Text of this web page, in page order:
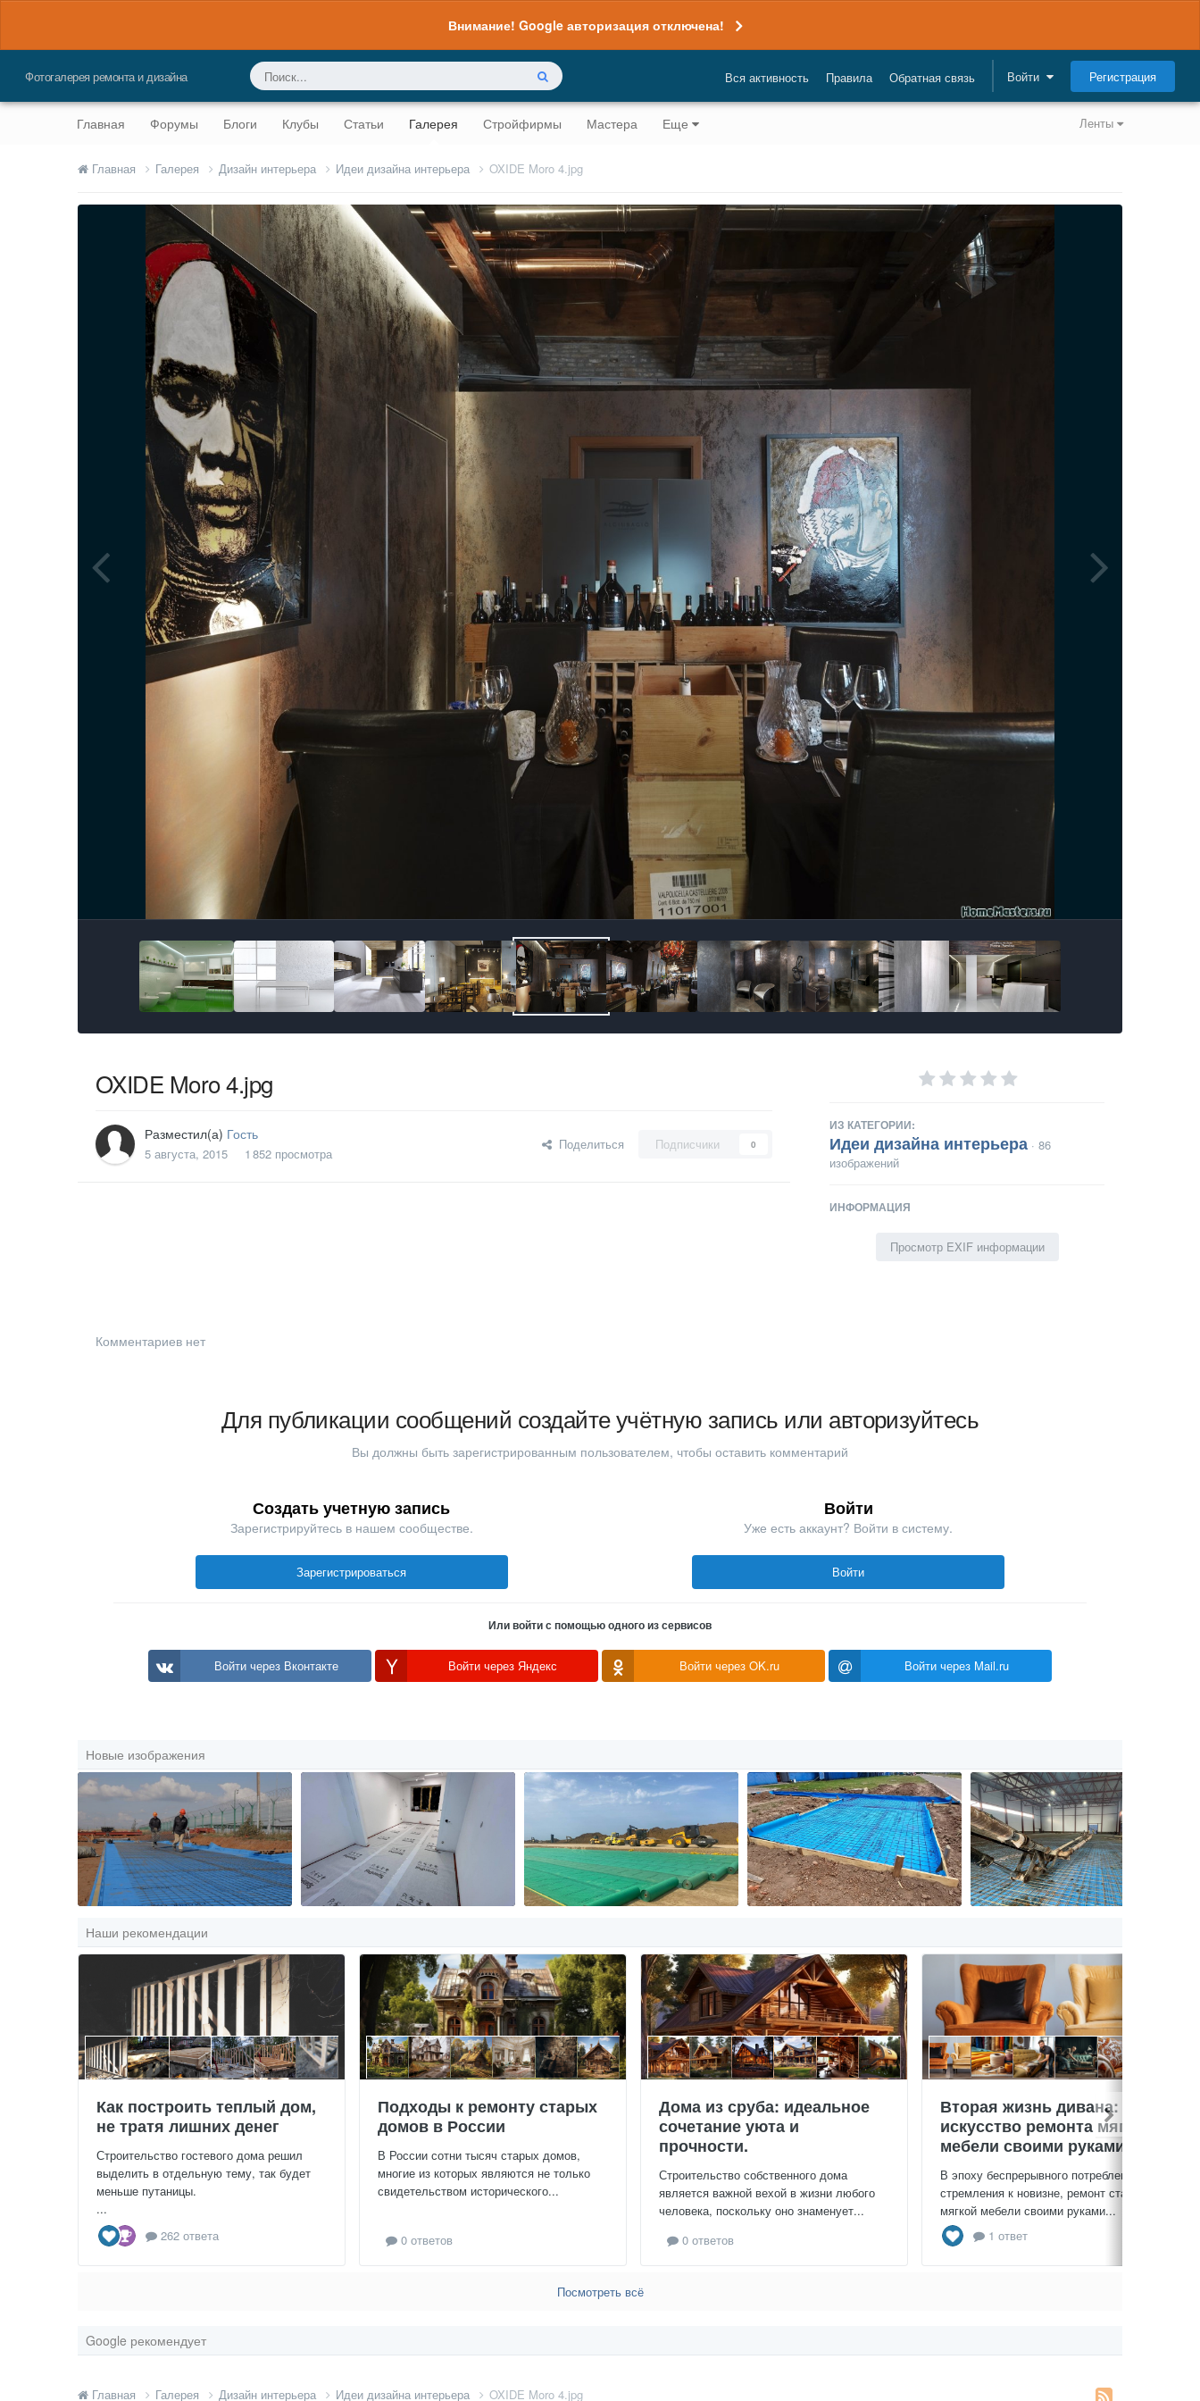
Внимание! Google авторизация отключена!
Фотогалерея ремонта и дизайна Вся активность Правила Обратная связь Войти Регистрация
Ленты
Главная Форумы Блоги Клубы Статьи Галерея Стройфирмы Мастера Еще
Главная Галерея Дизайн интерьера Идеи дизайна интерьера OXIDE Moro 4.jpg
OXIDE Moro 4.jpg
Разместил(а) Гость
5 августа, 2015 1 852 просмотра
Поделиться Подписчики 0
ИЗ КАТЕГОРИИ:
Идеи дизайна интерьера · 86
изображений
ИНФОРМАЦИЯ
Просмотр EXIF информации
Комментариев нет
Для публикации сообщений создайте учётную запись или авторизуйтесь
Вы должны быть зарегистрированным пользователем, чтобы оставить комментарий
Создать учетную запись
Зарегистрируйтесь в нашем сообществе.
Зарегистрироваться
Войти
Уже есть аккаунт? Войти в систему.
Войти
Или войти с помощью одного из сервисов
Войти через Вконтакте Войти через Яндекс Войти через OK.ru Войти через Mail.ru
Новые изображения
Наши рекомендации
Как построить теплый дом,
не тратя лишних денег
Строительство гостевого дома решил
выделить в отдельную тему, так будет
меньше путаницы.
...
262 ответа
Подходы к ремонту старых
домов в России
В России сотни тысяч старых домов,
многие из которых являются не только
свидетельством исторического...
0 ответов
Дома из сруба: идеальное
сочетание уюта и
прочности.
Строительство собственного дома
является важной вехой в жизни любого
человека, поскольку оно знаменует...
0 ответов
Вторая жизнь дивана:
искусство ремонта мягкой
мебели своими руками
В эпоху беспрерывного потребления и
стремления к новизне, ремонт старой
мягкой мебели своими руками...
1 ответ
Посмотреть всё
Google рекомендует
Главная Галерея Дизайн интерьера Идеи дизайна интерьера OXIDE Moro 4.jpg